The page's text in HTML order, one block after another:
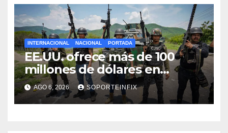
INTERNACIONAL NACIONAL PORTADA
EE.UU. ofrece más de 100
millones de dólares en
recompensas por líderes del
CJNG
AGO 6, 2026 SOPORTEINFIX